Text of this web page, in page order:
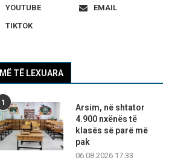
YOUTUBE
EMAIL
TIKTOK
MË TË LEXUARA
1
Arsim, në shtator
4.900 nxënës të
klasës së parë më
pak
06.08.2026 17:33